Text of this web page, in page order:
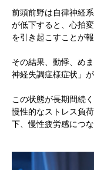
前頭前野は自律神経
が低下すると、心拍
を引き起こすことが
その結果、動悸、め
神経失調症様症状」
この状態が長期間続
慢性的なストレス負
下、慢性疲労感につ